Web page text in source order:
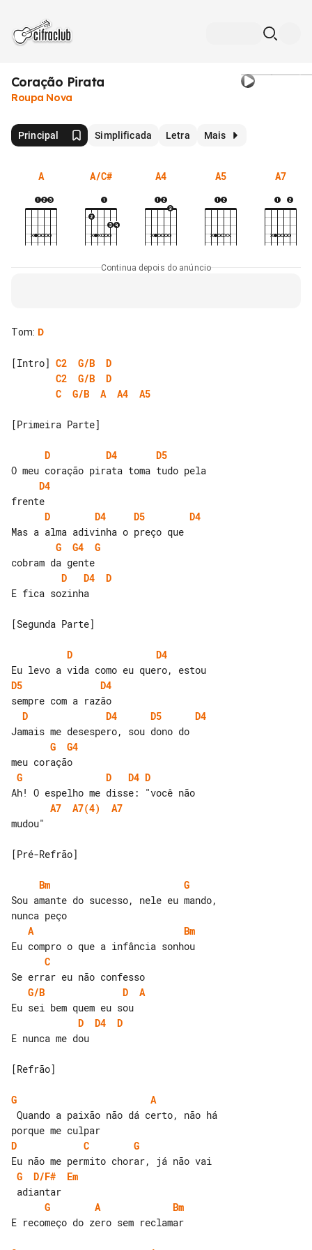
Coração Pirata
Roupa Nova
Principal Simplificada Letra Mais
A A/C# A4 A5 A7
Continua depois do anúncio
Tom: D
[Intro] C2 G/B
D
C2
G/B
D
C
G/B A A4 A5
[Primeira Parte]
D D4
D5
D4
D
D4 D5
D4
G
G4
G
D
D4
D
E fica sozinha
[Segunda Parte]
D
D4
D5
D4
D
D4 D5
D4
G
G4
G
D D4 D
A7
A7(4)
A7
mudou"
[Pré-Refrão]
Bm
G
Sou amante do sucesso, nele eu mando,
A
Bm
C
G/B
D
A
D
D4
D
E nunca me dou
[Refrão]
G
A
D
C
G
G
D/F#
Em
G
A
Bm
E recomeço do zero sem reclamar